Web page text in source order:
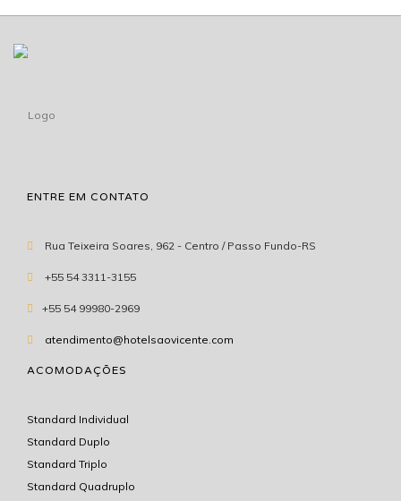
ENTRE EM CONTATO
Rua Teixeira Soares, 962 - Centro / Passo Fundo-RS
+55 54 3311-3155
+55 54 99980-2969
atendimento@hotelsaovicente.com
ACOMODAÇÕES
Standard Individual
Standard Duplo
Standard Triplo
Standard Quadruplo